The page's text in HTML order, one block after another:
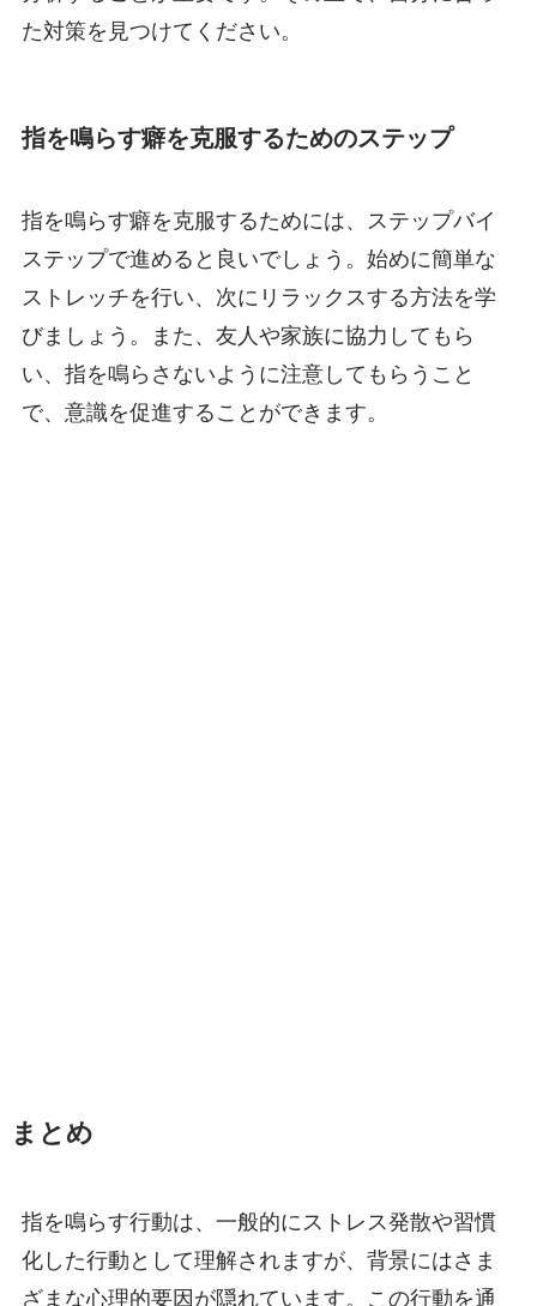
た対策を見つけてください。
指を鳴らす癖を克服するためのステップ
指を鳴らす癖を克服するためには、ステップバイ
ステップで進めると良いでしょう。始めに簡単な
ストレッチを行い、次にリラックスする方法を学
びましょう。また、友人や家族に協力してもら
い、指を鳴らさないように注意してもらうこと
で、意識を促進することができます。
まとめ
指を鳴らす行動は、一般的にストレス発散や習慣
化した行動として理解されますが、背景にはさま
ざまな心理的要因が隠れています。この行動を通